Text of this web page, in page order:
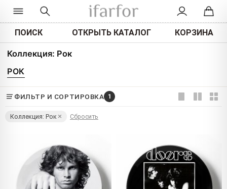
ПОИСК ОТКРЫТЬ КАТАЛОГ КОРЗИНА
Коллекция: Рок
РОК
ФИЛЬТР И СОРТИРОВКА 1
Коллекция: Рок Сбросить